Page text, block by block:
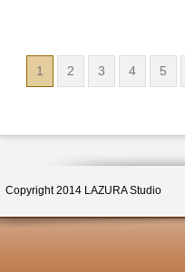
1 2 3 4 5
Copyright 2014 LAZURA Studio